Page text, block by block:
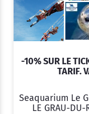
-10% SUR LE
TARIF.
Seaquarium Le
LE GRAU-DU-